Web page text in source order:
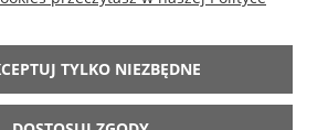
ARANŻACJE
TYLKO NIEZBĘDNE